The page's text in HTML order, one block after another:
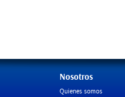
Nosotros
Quienes somos